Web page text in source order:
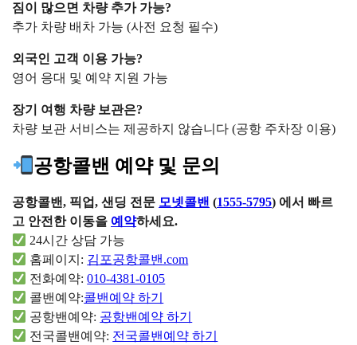
짐이 많으면 차량 추가 가능?
추가 차량 배차 가능 (사전 요청 필수)
외국인 고객 이용 가능?
영어 응대 및 예약 지원 가능
장기 여행 차량 보관은?
차량 보관 서비스는 제공하지 않습니다 (공항 주차장 이용)
공항콜밴 예약 및 문의
공항콜밴, 픽업, 샌딩 전문 모넷콜밴 (1555-5795) 에서 빠르
고 안전한 이동을 예약하세요.
24시간 상담 가능
홈페이지: 김포공항콜밴.com
전화예약:010-4381-0105
콜밴예약:콜밴예약 하기
공항밴예약: 공항밴예약 하기
전국콜밴예약: 전국콜밴예약 하기